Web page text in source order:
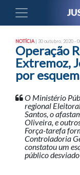
NOTÍCIA | 30 outubro, 2020 -
Operação
Extremoz,
por
O Ministério
regional
Santos, o
Oliveira, e
Força-tarefa
Controladoria
constatou um
público